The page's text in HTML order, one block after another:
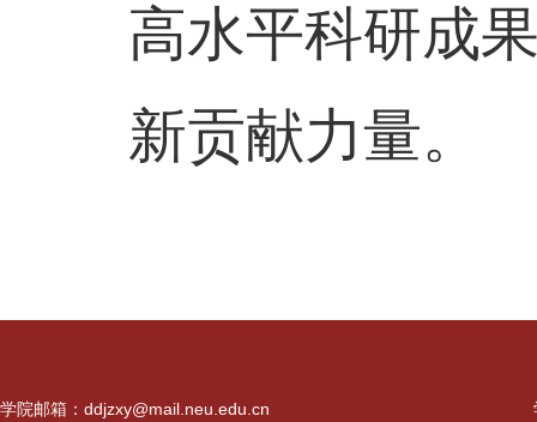
高水平科研成
新贡献力量。
学院邮箱：ddjzxy@mail.neu.edu.cn